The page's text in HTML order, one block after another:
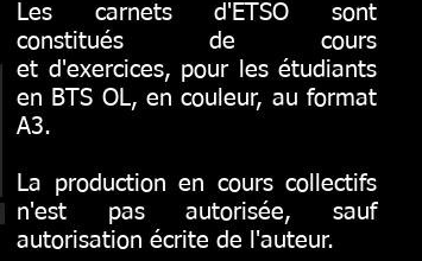
Les carnets d'ETSO sont
constitués de cours
et d'exercices, pour les étudiants
en BTS OL, en couleur, au format
A3.
La production en cours collectifs
n'est pas autorisée, sauf
autorisation écrite de l'auteur.